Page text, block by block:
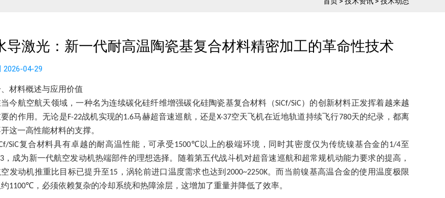
导激光：新一代耐高温陶瓷基复合材料精密加工的革命性技术
2026-04-29
材料概述与应用价值
今航空航天领域，一种名为连续碳化硅纤维增强碳化硅陶瓷基复合材料（SiCf/SiC）的创新材料正发挥着越来越
的作用。无论是F-22战机实现的1.6马赫超音速巡航，还是X-37空天飞机在近地轨道持续飞行780天的纪录，都离
这一高性能材料的支撑。
SiC复合材料具有卓越的耐高温性能，可承受1500℃ 以上的极端环境，同时其密度仅为传统镍基合金的1/4至
，成为新一代航空发动机热端部件的理想选择。随着第五代战斗机对超音速巡航和超常规机动能力要求的提高，
发动机推重比目标已提升至15 ，涡轮前进口温度需求也达到 2000~2250K。而当前镍基高温合金的使用温度极限
1100℃ ，必须依赖复杂的冷却系统和热障涂层，这增加了重量并降低了效率。